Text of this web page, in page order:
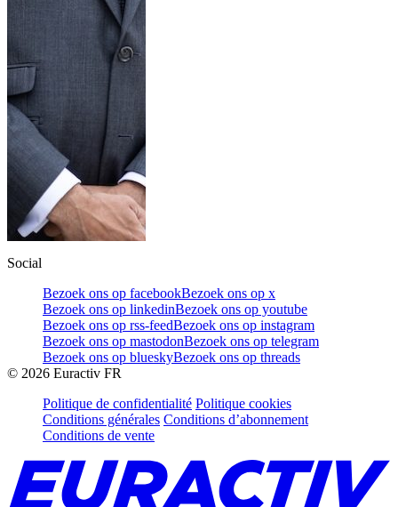
Social
Bezoek ons op facebookBezoek ons op x
Bezoek ons op linkedinBezoek ons op youtube
Bezoek ons op rss-feedBezoek ons op instagram
Bezoek ons op mastodonBezoek ons op telegram
Bezoek ons op blueskyBezoek ons op threads
© 2026 Euractiv FR
Politique de confidentialité Politique cookies
Conditions générales Conditions d’abonnement
Conditions de vente